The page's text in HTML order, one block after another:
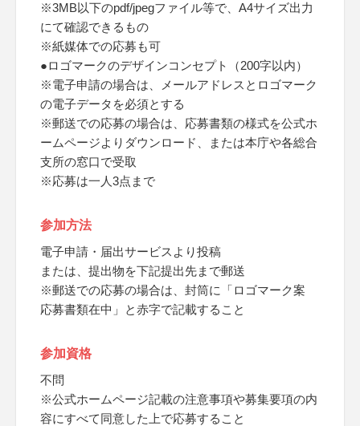
※3MB以下のpdf/jpegファイル等で、A4サイズ出力
にて確認できるもの
※紙媒体での応募も可
●ロゴマークのデザインコンセプト（200字以内）
※電子申請の場合は、メールアドレスとロゴマーク
の電子データを必須とする
※郵送での応募の場合は、応募書類の様式を公式ホ
ームページよりダウンロード、または本庁や各総合
支所の窓口で受取
※応募は一人3点まで
参加方法
電子申請・届出サービスより投稿
または、提出物を下記提出先まで郵送
※郵送での応募の場合は、封筒に「ロゴマーク案
応募書類在中」と赤字で記載すること
参加資格
不問
※公式ホームページ記載の注意事項や募集要項の内
容にすべて同意した上で応募すること